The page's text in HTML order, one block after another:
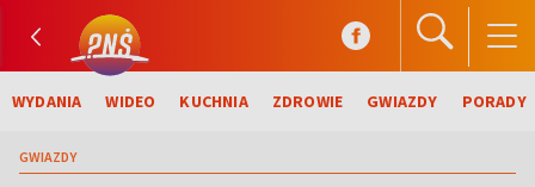
WYDANIA WIDEO KUCHNIA ZDROWIE GWIAZDY PORADY
GWIAZDY